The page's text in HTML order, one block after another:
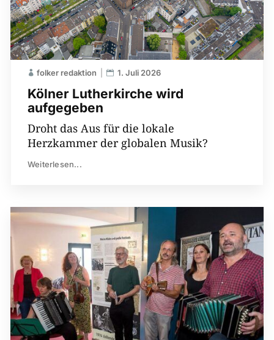
Kölner Lutherkirche wird
aufgegeben
folker redaktion 1. Juli 2026
Droht das Aus für die lokale
Herzkammer der globalen Musik?
Weiterlesen...